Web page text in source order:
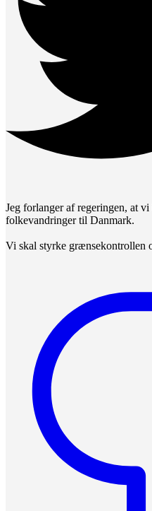
Jeg forlanger af regeringen, at
folkevandringer til Danmark.
Vi skal styrke grænsekontrollen